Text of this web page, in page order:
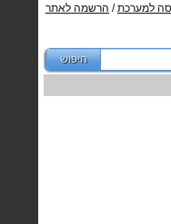
למערכת/ הרשמה לאתר